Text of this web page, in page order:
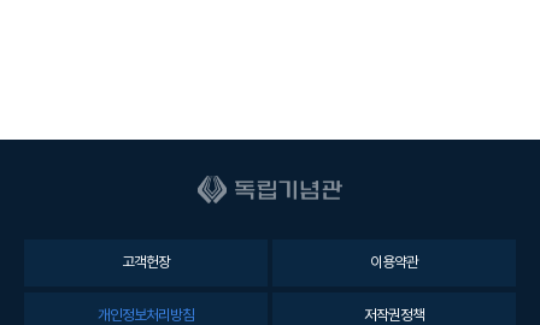
고객헌장 이용약관
개인정보처리방침 저작권정책